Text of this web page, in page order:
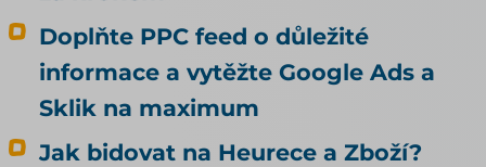
Doplňte PPC feed o důležité
informace a vytěžte Google Ads a
Sklik na maximum
Jak bidovat na Heurece a Zboží?